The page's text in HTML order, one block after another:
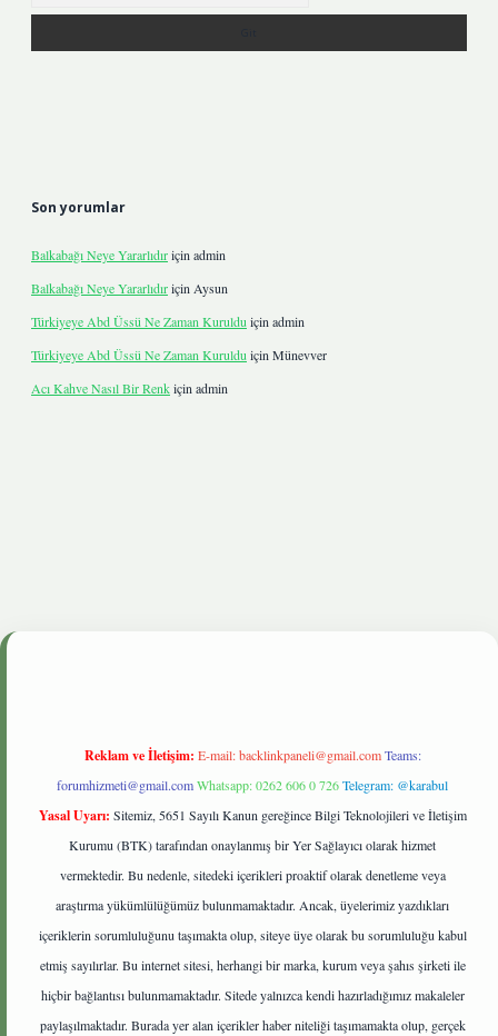
Son yorumlar
Balkabağı Neye Yararlıdıriçin admin
Balkabağı Neye Yararlıdıriçin Aysun
Türkiyeye Abd Üssü Ne Zaman Kuruldu için admin
Türkiyeye Abd Üssü Ne Zaman Kuruldu için Münevver
Acı Kahve Nasıl Bir Renkiçin admin
Reklam ve İletişim: E-mail:backlinkpaneli@gmail.com Teams:
forumhizmeti@gmail.comWhatsapp: 0262 606 0 726Telegram: @karabul
Yasal Uyarı: Sitemiz, 5651 Sayılı Kanun gereğince Bilgi Teknolojileri ve İletişim
Kurumu (BTK) tarafından onaylanmış bir Yer Sağlayıcı olarak hizmet
vermektedir. Bu nedenle, sitedeki içerikleri proaktif olarak denetleme veya
araştırma yükümlülüğümüz bulunmamaktadır. Ancak, üyelerimiz yazdıkları
içeriklerin sorumluluğunu taşımakta olup, siteye üye olarak bu sorumluluğu kabul
etmiş sayılırlar. Bu internet sitesi, herhangi bir marka, kurum veya şahıs şirketi ile
hiçbir bağlantısı bulunmamaktadır. Sitede yalnızca kendi hazırladığımız makaleler
paylaşılmaktadır. Burada yer alan içerikler haber niteliği taşımamakta olup, gerçek